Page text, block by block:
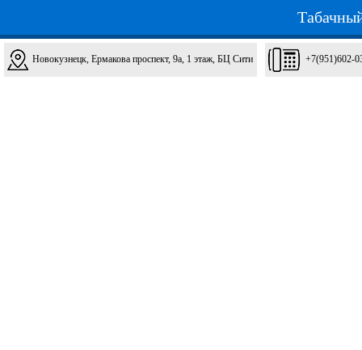
Новокузнецк, Ермакова проспект, 9а, 1 этаж, БЦ Сити +7(951)602-